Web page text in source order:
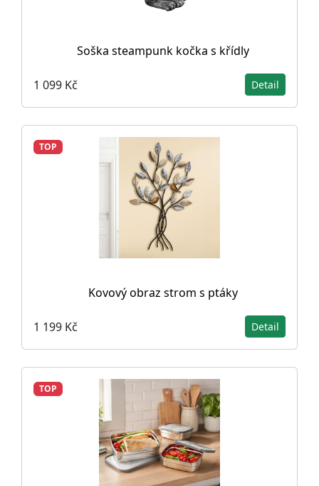
Soška steampunk kočka s křídly
1 099 Kč Detail
TOP
Kovový obraz strom s ptáky
1 199 Kč Detail
TOP